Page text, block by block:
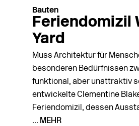
Bauten
Feriendomizil
Yard
Muss Architektur für
besonderen Bedürfnissen
funktional, aber unattraktiv
entwickelte Clementine
Feriendomizil, dessen
... MEHR